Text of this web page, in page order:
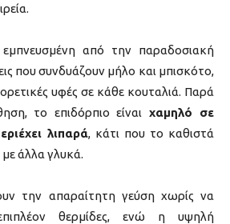
από την παραδοσιακή
που συνδυάζουν μήλο και μπισκότο,
υφές σε κάθε κουταλιά. Παρά
το επιδόρπιο είναι χαμηλό σε
λιπαρά, κάτι που το καθιστά
άλλα γλυκά.
την απαραίτητη γεύση χωρίς να
θερμίδες, ενώ η υψηλή